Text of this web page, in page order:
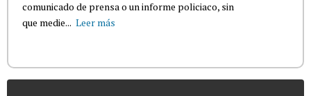
comunicado de prensa o un informe policiaco, sin
que medie... Leer más